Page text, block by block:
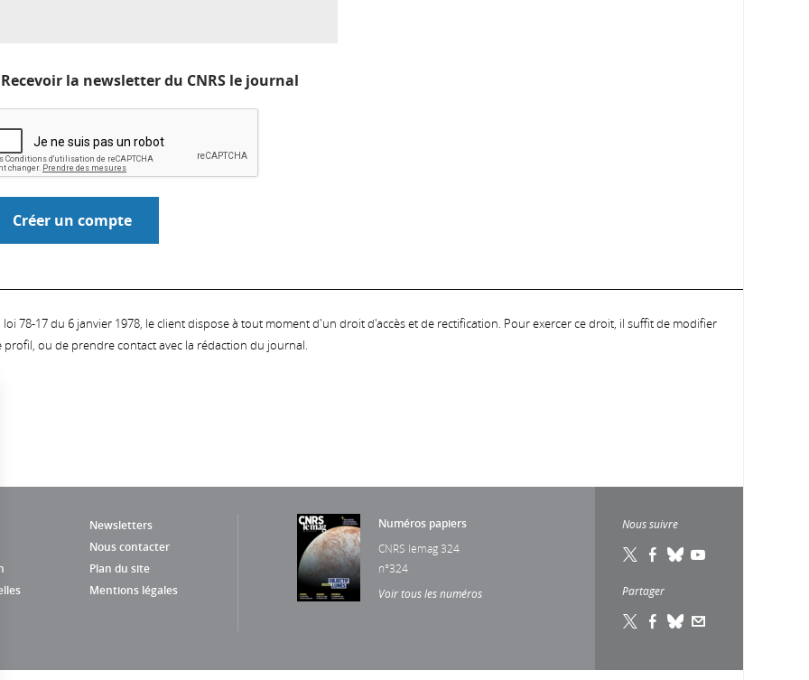
Recevoir la newsletter du CNRS le journal
78-17 du 6 janvier 1978, le client dispose à tout moment d'un droit d'accès et de rectification. Pour exercer ce droit, il suffit de modifier
ou de prendre contact avec la rédaction du journal.
Newsletters
Nous contacter
Plan du site
Mentions légales
Numéros papiers
CNRS lemag 324
n°324
Voir tous les numéros
Nous suivre
Partager